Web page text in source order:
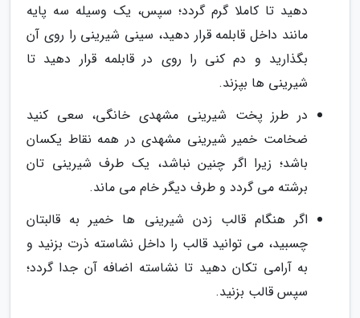
دهید تا کاملا گرم گردد؛ سپس، یک وسیله سه پایه
مانند داخل قابلمه قرار دهید، سینی شیرینی را روی آن
بگذارید و دم کنی را روی در قابلمه قرار دهید تا
شیرینی ها بپزند.
در طرز پخت شیرینی مشهدی خانگی، سعی کنید
ضخامت خمیر شیرینی مشهدی در همه نقاط یکسان
باشد؛ زیرا اگر چنین نباشد، یک طرف شیرینی تان
برشته می گردد و طرف دیگر خام می ماند.
اگر هنگام قالب زدن شیرینی ها خمیر به قالبتان
چسبید، می توانید قالب را داخل نشاسته ذرت بزنید و
به آرامی تکان دهید تا نشاسته اضافه آن جدا گردد؛
سپس قالب بزنید.